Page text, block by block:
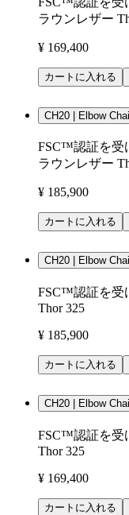
ラウンレザー
¥ 169,400
カートに入れる
CH20 | Elbow
FSC™認証を受
ラウンレザー
¥ 185,900
カートに入れる
CH20 | Elbow
FSC™認証を受
Thor 325
¥ 185,900
カートに入れる
CH20 | Elbow
FSC™認証を受
Thor 325
¥ 169,400
カートに入れる